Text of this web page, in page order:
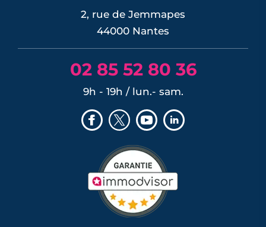
2, rue de Jemmapes
44000 Nantes
02 85 52 80 36
9h - 19h / lun.- sam.